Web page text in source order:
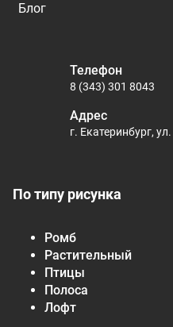
Блог
По типу рисунка
Ромб
Растительный
Птицы
Полоса
Лофт
Телефон
8 (343) 301 8043
Адрес
г. Екатеринбург,